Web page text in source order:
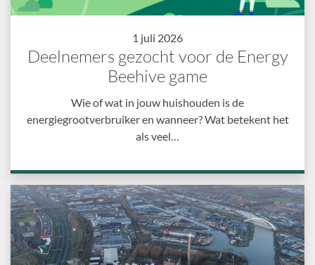
1 juli 2026
Deelnemers gezocht voor de Energy
Beehive game
Wie of wat in jouw huishouden is de
energiegrootverbruiker en wanneer? Wat betekent het
als veel…